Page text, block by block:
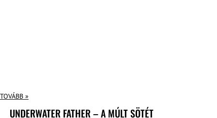
TOVÁBB »
UNDERWATER FATHER – A MÚLT SÖTÉT